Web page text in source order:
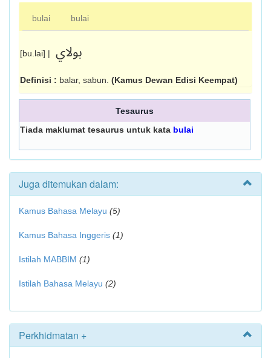
bulai bulai
[bu.lai] | بولاي
Definisi : balar, sabun. (Kamus Dewan Edisi Keempat)
Tesaurus
Tiada maklumat tesaurus untuk kata bulai
Juga ditemukan dalam:
Kamus Bahasa Melayu (5)
Kamus Bahasa Inggeris (1)
Istilah MABBIM (1)
Istilah Bahasa Melayu (2)
Perkhidmatan +